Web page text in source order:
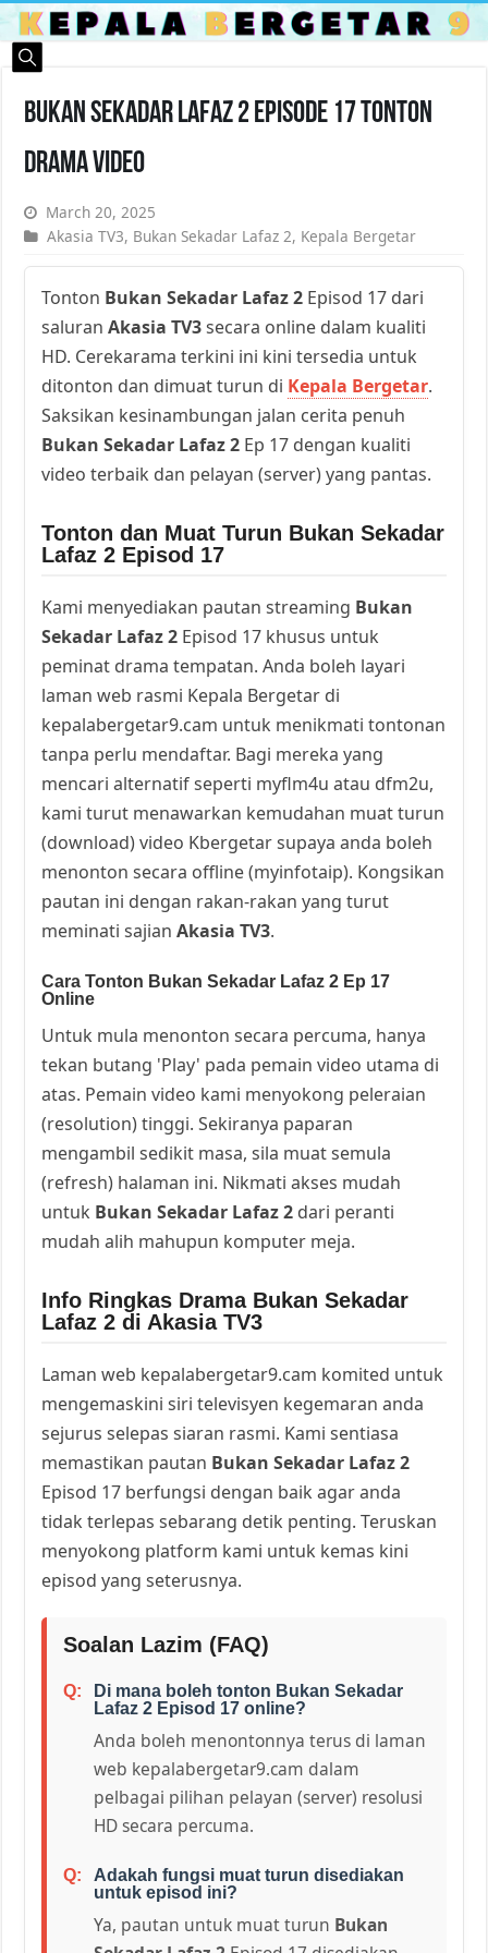
Bukan Sekadar Lafaz 2 Episode 17 Tonton
Drama Video
March 20, 2025
Akasia TV3, Bukan Sekadar Lafaz 2, Kepala Bergetar
Tonton Bukan Sekadar Lafaz 2 Episod 17 dari
saluranAkasia TV3secara online dalam kualiti
HD. Cerekarama terkini ini kini tersedia untuk
ditonton dan dimuat turun di Kepala Bergetar.
Saksikan kesinambungan jalan cerita penuh
Bukan Sekadar Lafaz 2 Ep 17 dengan kualiti
video terbaik dan pelayan (server) yang pantas.
Tonton dan Muat Turun Bukan Sekadar
Lafaz 2 Episod 17
Kami menyediakan pautan streaming Bukan
Sekadar Lafaz 2 Episod 17 khusus untuk
peminat drama tempatan. Anda boleh layari
laman web rasmi Kepala Bergetar di
kepalabergetar9.cam untuk menikmati tontonan
tanpa perlu mendaftar. Bagi mereka yang
mencari alternatif seperti myflm4u atau dfm2u,
kami turut menawarkan kemudahan muat turun
(download) video Kbergetar supaya anda boleh
menonton secara offline (myinfotaip). Kongsikan
pautan ini dengan rakan-rakan yang turut
meminati sajianAkasia TV3.
Cara Tonton Bukan Sekadar Lafaz 2 Ep 17
Online
Untuk mula menonton secara percuma, hanya
tekan butang 'Play' pada pemain video utama di
atas. Pemain video kami menyokong peleraian
(resolution) tinggi. Sekiranya paparan
mengambil sedikit masa, sila muat semula
(refresh) halaman ini. Nikmati akses mudah
untuk Bukan Sekadar Lafaz 2 dari peranti
mudah alih mahupun komputer meja.
Info Ringkas Drama Bukan Sekadar
Lafaz 2 di Akasia TV3
Laman web kepalabergetar9.cam komited untuk
mengemaskini siri televisyen kegemaran anda
sejurus selepas siaran rasmi. Kami sentiasa
memastikan pautan Bukan Sekadar Lafaz 2
Episod 17 berfungsi dengan baik agar anda
tidak terlepas sebarang detik penting. Teruskan
menyokong platform kami untuk kemas kini
episod yang seterusnya.
Soalan Lazim (FAQ)
Di mana boleh tonton Bukan Sekadar
Lafaz 2 Episod 17 online?
Anda boleh menontonnya terus di laman
web kepalabergetar9.cam dalam
pelbagai pilihan pelayan (server) resolusi
HD secara percuma.
Adakah fungsi muat turun disediakan
untuk episod ini?
Ya, pautan untuk muat turun Bukan